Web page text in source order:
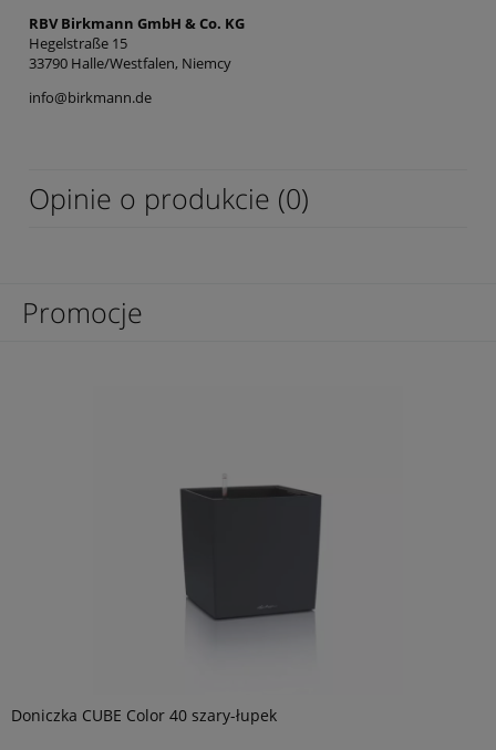
RBV Birkmann GmbH & Co. KG
Hegelstraße 15
33790 Halle/Westfalen, Niemcy
info@birkmann.de
Opinie o produkcie (0)
Promocje
Doniczka CUBE Color 40 szary-łupek